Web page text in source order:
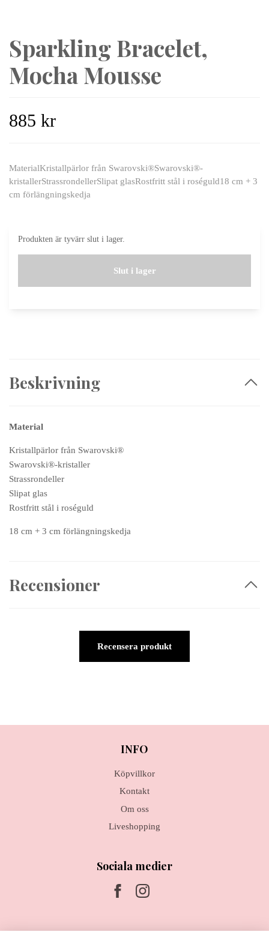
Sparkling Bracelet,
Mocha Mousse
885 kr
MaterialKristallpärlor från Swarovski®Swarovski®-
kristallerStrassrondellerSlipat glasRostfritt stål i roséguld18 cm + 3
cm förlängningskedja
Produkten är tyvärr slut i lager.
Slut i lager
Beskrivning
Material
Kristallpärlor från Swarovski®
Swarovski®-kristaller
Strassrondeller
Slipat glas
Rostfritt stål i roséguld
18 cm + 3 cm förlängningskedja
Recensioner
Recensera produkt
INFO
Köpvillkor
Kontakt
Om oss
Liveshopping
Sociala medier